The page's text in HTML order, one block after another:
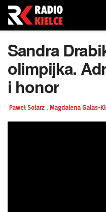
Sandra
olimpijka.
i honor
Paweł Solarz , Magdalena Galas-